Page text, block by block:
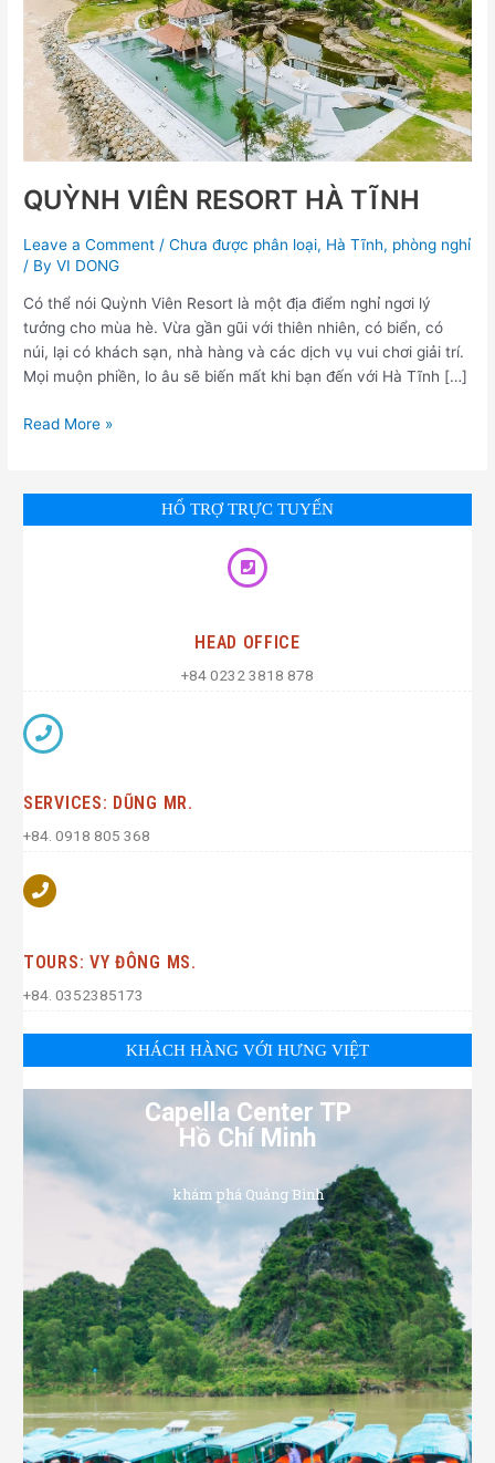
QUỲNH VIÊN RESORT HÀ TĨNH
Leave a Comment /Chưa được phân loại, Hà Tĩnh, phòng nghỉ
/ ByVI DONG
Có thể nói Quỳnh Viên Resort là một địa điểm nghỉ ngơi lý
tưởng cho mùa hè. Vừa gần gũi với thiên nhiên, có biển, có
núi, lại có khách sạn, nhà hàng và các dịch vụ vui chơi giải trí.
Mọi muộn phiền, lo âu sẽ biến mất khi bạn đến với Hà Tĩnh […]
HÀ
TĨNH
Read More »
HỔ TRỢ TRỰC TUYẾN
HEAD OFFICE
+84 0232 3818 878
SERVICES: DŨNG MR.
+84. 0918 805 368
TOURS: VY ĐÔNG MS.
+84. 0352385173
KHÁCH HÀNG VỚI HƯNG VIỆT
Capella Center TP
Hồ Chí Minh
khám phá Quảng Bình